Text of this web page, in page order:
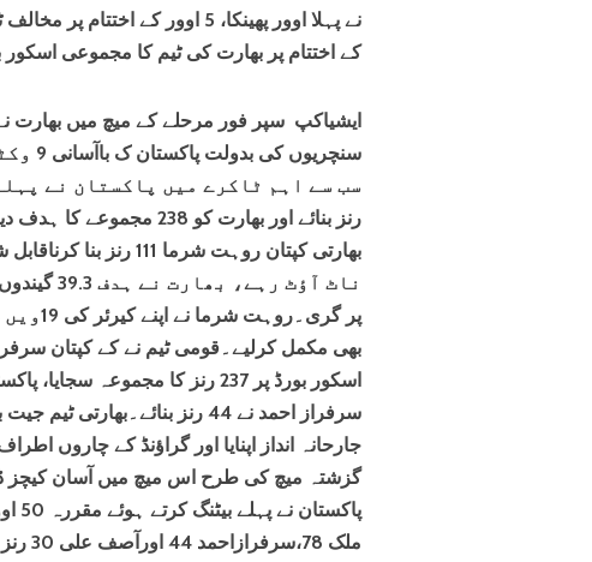
کے اختتام پر بھارت کی ٹیم کا مجموعی اسکور بغیر
ایشیاکپ سپر فور مرحلے کے میچ میں بھارت
رنز بنائے اور بھارت کو
بھی مکمل کرلیے۔قومی ٹیم نے کے کپتان
سرفراز احمد نے 44 رنز
جارحانہ انداز اپنایا اور گراؤنڈ کے چاروں
گزشتہ میچ کی طرح اس میچ میں آسان کیچز
ملک